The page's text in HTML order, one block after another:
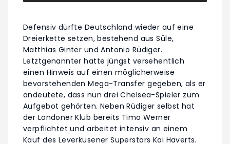
Defensiv dürfte Deutschland wieder auf eine
Dreierkette setzen, bestehend aus Süle,
Matthias Ginter und Antonio Rüdiger.
Letztgenannter hatte jüngst versehentlich
einen Hinweis auf einen möglicherweise
bevorstehenden Mega-Transfer gegeben, als er
andeutete, dass nun drei Chelsea-Spieler zum
Aufgebot gehörten. Neben Rüdiger selbst hat
der Londoner Klub bereits Timo Werner
verpflichtet und arbeitet intensiv an einem
Kauf des Leverkusener Superstars Kai Haverts.